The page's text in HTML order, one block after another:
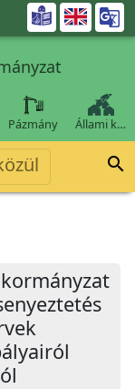

Pázmány Állami k…
